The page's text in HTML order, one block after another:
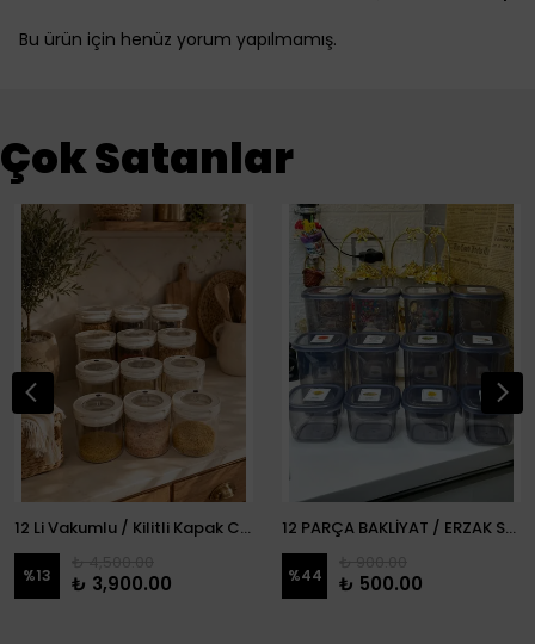
Bu ürün için henüz yorum yapılmamış.
Çok Satanlar
12 Li Vakumlu / Kilitli Kapak Cam Erzak Kabı / Kavanoz
%13 ₺ 3,900.00
12 PARÇA BAKLİYAT / ERZAK SETİ
%44 ₺ 500.00